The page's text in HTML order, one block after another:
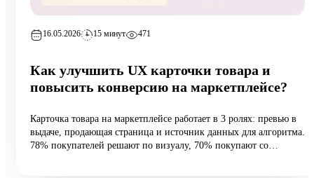
16.05.2026 15 минут 471
Как улучшить UX карточки товара и
повысить конверсию на маркетплейсе?
Карточка товара на маркетплейсе работает в 3 ролях: превью в
выдаче, продающая страница и источник данных для алгоритма.
78% покупателей решают по визуалу, 70% покупают со